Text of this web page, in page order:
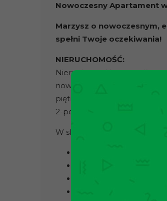
Nowoczesny Apartament
Marzysz o nowoczesnym,
spełni Twoje oczekiwania!
NIERUCHOMOŚĆ:
Nieruchomość to
nowoczesności. W pełni
piętrze w budynku z windą.
2-pokojowe mieszkanie z
W skład nieruchomości
salon z aneksem